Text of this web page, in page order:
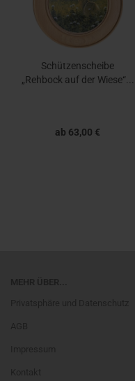
Schützenscheibe
„Rehbock auf der Wiese“...
ab 63,00 €